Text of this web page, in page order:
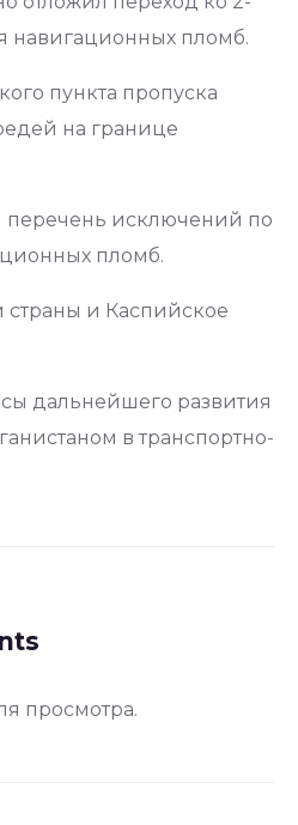
навигационных пломб.
пункта пропуска
на границе
перечень исключений по
пломб.
страны и Каспийское
дальнейшего развития
в транспортно-
просмотра.